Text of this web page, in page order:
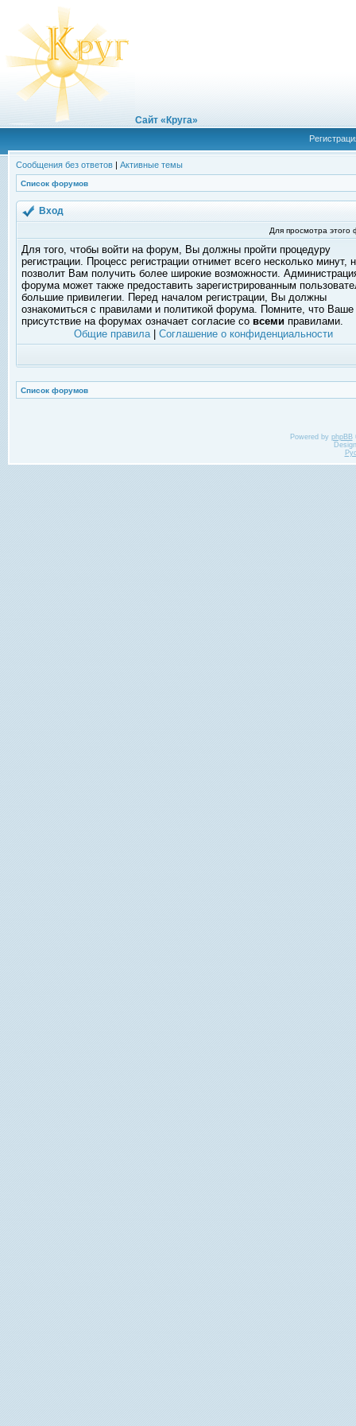
Сайт «Круга»
Сообщения без ответов | Активные темы
Список форумов
Вход
Для просмотра
Для того, чтобы войти на форум, Вы должны пройти процедуру
регистрации. Процесс регистрации отнимет всего несколько минут,
позволит Вам получить более широкие возможности.
форума может также предоставить зарегистрированным
большие привилегии. Перед началом регистрации, Вы должны
ознакомиться с правилами и политикой форума. Помните, что Ваше
присутствие на форумах означает согласие со всеми правилами.
Общие правила| Соглашение о конфиденциальности
Список форумов
Powered by phpBB